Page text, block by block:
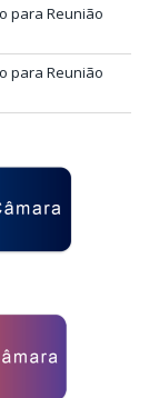
para Reunião
para Reunião